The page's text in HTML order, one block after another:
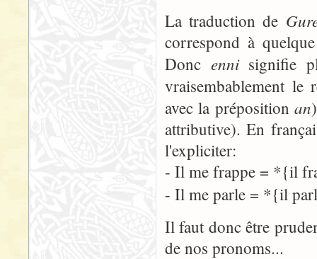
La traduction de
correspond à
Donc ennisignifie
vraisembablement le
avec la préposition an
attributive). En
l'expliciter:
- Il me frappe = *{il
- Il me parle = *{il
Il faut donc être
de nos pronoms...